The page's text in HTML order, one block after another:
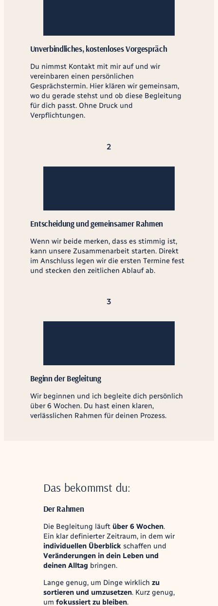
Unverbindliches, kostenloses Vorgespräch
Du nimmst Kontakt mit mir auf und wir
vereinbaren einen persönlichen
Gesprächstermin. Hier klären wir gemeinsam,
wo du gerade stehst und ob diese Begleitung
für dich passt. Ohne Druck und
Verpflichtungen.
2
Entscheidung und gemeinsamer Rahmen
Wenn wir beide merken, dass es stimmig ist,
kann unsere Zusammenarbeit starten. Direkt
im Anschluss legen wir die ersten Termine fest
und stecken den zeitlichen Ablauf ab.
3
Beginn der Begleitung
Wir beginnen und ich begleite dich persönlich
über 6 Wochen. Du hast einen klaren,
verlässlichen Rahmen für deinen Prozess.
Das bekommst du:
Der Rahmen
Die Begleitung läuft über 6 Wochen.
Ein klar definierter Zeitraum, in dem wir
individuellen Überblickschaffen und
Veränderungen in dein Leben und
deinen Alltag bringen.
Lange genug, um Dinge wirklich zu
sortieren und umzusetzen. Kurz genug,
um fokussiert zu bleiben.